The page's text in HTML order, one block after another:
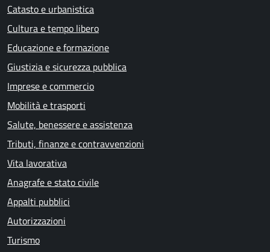
Catasto e urbanistica
Cultura e tempo libero
Educazione e formazione
Giustizia e sicurezza pubblica
Imprese e commercio
Mobilità e trasporti
Salute, benessere e assistenza
Tributi, finanze e contravvenzioni
Vita lavorativa
Anagrafe e stato civile
Appalti pubblici
Autorizzazioni
Turismo